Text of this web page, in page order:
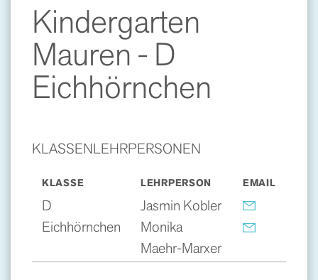
Kindergarten
Mauren - D
Eichhörnchen
KLASSENLEHRPERSONEN
KLASSE LEHRPERSON EMAIL
D
Eichhörnchen
Jasmin Kobler
Monika
Maehr-Marxer